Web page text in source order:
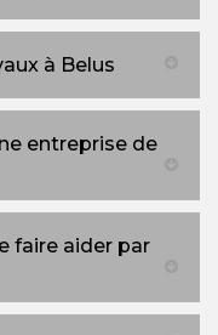
à Belus
entreprise de
faire aider par